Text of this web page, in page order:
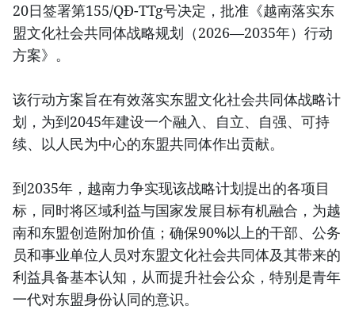
20日签署第155/QĐ-TTg号决定，批准《越南落实东
盟文化社会共同体战略规划（2026—2035年）行动
方案》。
该行动方案旨在有效落实东盟文化社会共同体战略计
划，为到2045年建设一个融入、自立、自强、可持
续、以人民为中心的东盟共同体作出贡献。
到2035年，越南力争实现该战略计划提出的各项目
标，同时将区域利益与国家发展目标有机融合，为越
南和东盟创造附加价值；确保90%以上的干部、公务
员和事业单位人员对东盟文化社会共同体及其带来的
利益具备基本认知，从而提升社会公众，特别是青年
一代对东盟身份认同的意识。